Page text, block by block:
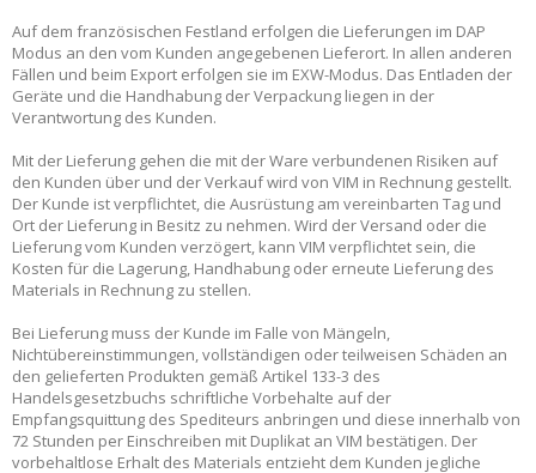
Auf dem französischen Festland erfolgen die Lieferungen im DAP
Modus an den vom Kunden angegebenen Lieferort. In allen anderen
Fällen und beim Export erfolgen sie im EXW-Modus. Das Entladen der
Geräte und die Handhabung der Verpackung liegen in der
Verantwortung des Kunden.
Mit der Lieferung gehen die mit der Ware verbundenen Risiken auf
den Kunden über und der Verkauf wird von VIM in Rechnung gestellt.
Der Kunde ist verpflichtet, die Ausrüstung am vereinbarten Tag und
Ort der Lieferung in Besitz zu nehmen. Wird der Versand oder die
Lieferung vom Kunden verzögert, kann VIM verpflichtet sein, die
Kosten für die Lagerung, Handhabung oder erneute Lieferung des
Materials in Rechnung zu stellen.
Bei Lieferung muss der Kunde im Falle von Mängeln,
Nichtübereinstimmungen, vollständigen oder teilweisen Schäden an
den gelieferten Produkten gemäß Artikel 133-3 des
Handelsgesetzbuchs schriftliche Vorbehalte auf der
Empfangsquittung des Spediteurs anbringen und diese innerhalb von
72 Stunden per Einschreiben mit Duplikat an VIM bestätigen. Der
vorbehaltlose Erhalt des Materials entzieht dem Kunden jegliche